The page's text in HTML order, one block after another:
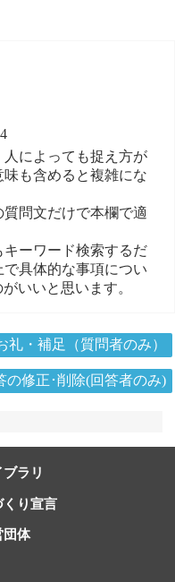
によっても捉え方が
も含めると複雑にな
問文だけで本欄で適
ーワード検索するだ
具体的な事項につい
いいと思います。
礼・補足（質問者のみ）
の修正･削除(回答者のみ)
ブラリ
くり宣言
団体